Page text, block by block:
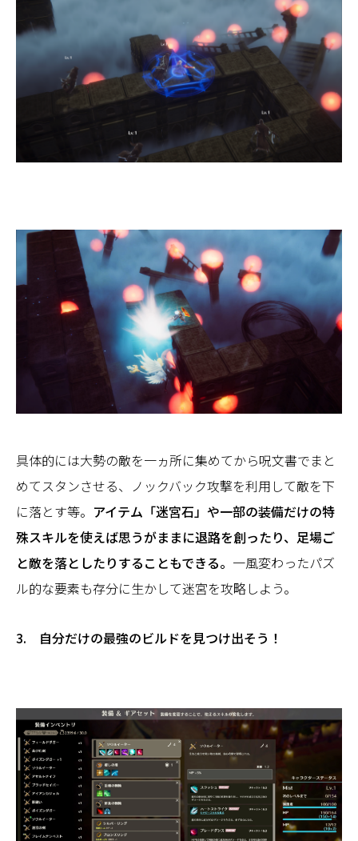
具体的には大勢の敵を一ヵ所に集めてから呪文書でまと
めてスタンさせる、ノックバック攻撃を利用して敵を下
に落とす等。 アイテム「迷宮石」や一部の装備だけの特
殊スキルを使えば思うがままに退路を創ったり、足場ご
と敵を落としたりすることもできる。 一風変わったパズ
ル的な要素も存分に生かして迷宮を攻略しよう。
3. 自分だけの最強のビルドを見つけ出そう！